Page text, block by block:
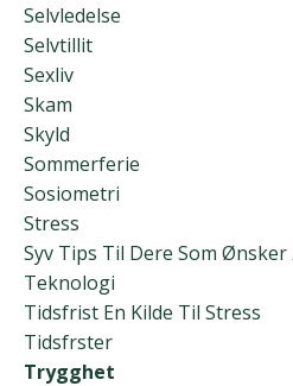
Selvledelse
Selvtillit
Sexliv
Skam
Skyld
Sommerferie
Sosiometri
Stress
Syv Tips Til Dere Som Ønsker
Teknologi
Tidsfrist En Kilde Til Stress
Tidsfrster
Trygghet